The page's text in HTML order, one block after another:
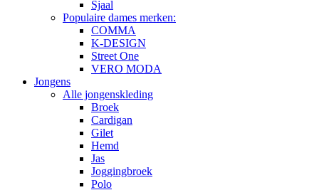
Sjaal
Populaire dames merken:
COMMA
K-DESIGN
Street One
VERO MODA
Jongens
Alle jongenskleding
Broek
Cardigan
Gilet
Hemd
Jas
Joggingbroek
Polo